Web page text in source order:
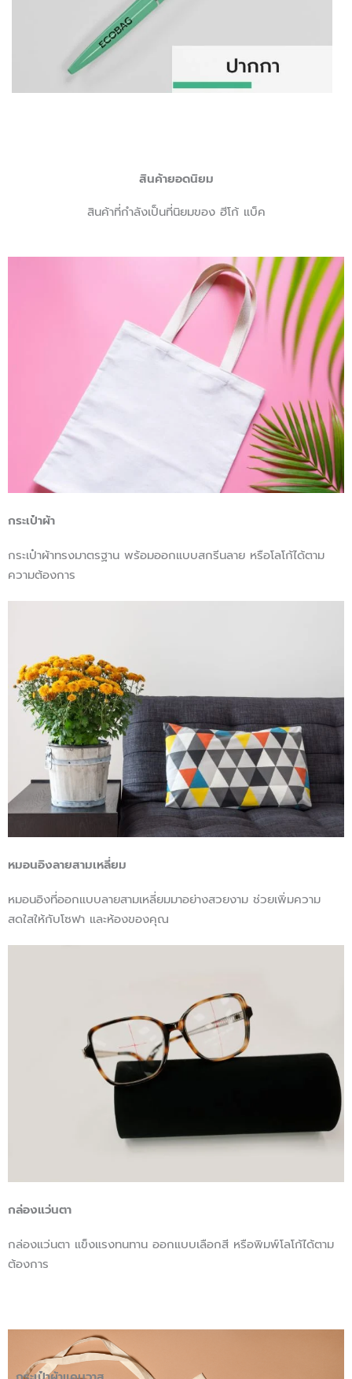
สินค้ายอดนิยม
สินค้าที่กำลังเป็นที่นิยมของ ฮีโก้ แบ็ค
กระเป๋าผ้า
กระเป๋าผ้าทรงมาตรฐาน พร้อมออกแบบสกรีนลาย หรือโลโก้ได้ตาม
ความต้องการ
หมอนอิงลายสามเหลี่ยม
หมอนอิงที่ออกแบบลายสามเหลี่ยมมาอย่างสวยงาม ช่วยเพิ่มความ
สดใสให้กับโซฟา และห้องของคุณ
กล่องแว่นตา
กล่องแว่นตา แข็งแรงทนทาน ออกแบบเลือกสี หรือพิมพ์โลโก้ได้ตาม
ต้องการ